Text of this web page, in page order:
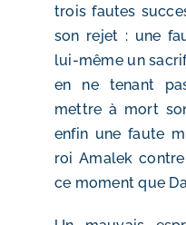
trois fautes
son rejet : une
lui-même un
en ne tenant
mettre à mort
enfin une faute
roi Amalek contre
ce moment que